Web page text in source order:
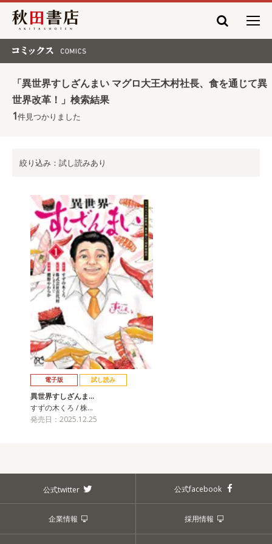
秋田書店
「異世界すしざんまい マグロ大王木村社長、食を通じて異
世界改革！」検索結果
1件見つかりました
絞り込み：試し読みあり
電子版 試し読み
異世界すしざんま…
すずの木くろ / 株…
発売日：2025.12.25
公式twitter 公式facebook
企業情報 採用情報